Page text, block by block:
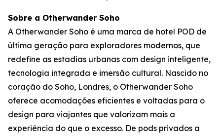
Sobre a Otherwander Soho
A Otherwander Soho é uma marca de hotel POD de
última geração para exploradores modernos, que
redefine as estadias urbanas com design inteligente,
tecnologia integrada e imersão cultural. Nascido no
coração do Soho, Londres, o Otherwander Soho
oferece acomodações eficientes e voltadas para o
design para viajantes que valorizam mais a
experiência do que o excesso. De pods privados a